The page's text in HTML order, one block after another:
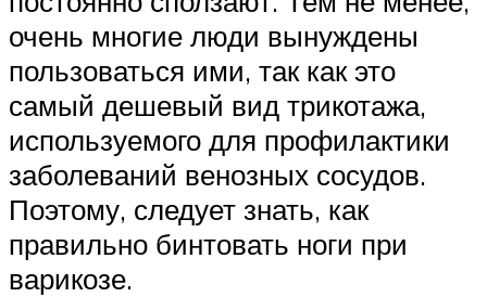
очень многие люди вынуждены
пользоваться ими, так как это
самый дешевый вид трикотажа,
используемого для профилактики
заболеваний венозных сосудов.
Поэтому, следует знать, как
правильно бинтовать ноги при
варикозе.